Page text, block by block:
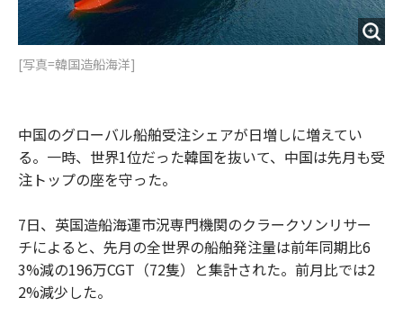
[写真=韓国造船海洋]
中国のグローバル船舶受注シェアが日増しに増えてい
る。一時、世界1位だった韓国を抜いて、中国は先月も受
注トップの座を守った。
7日、英国造船海運市況専門機関のクラークソンリサー
チによると、先月の全世界の船舶発注量は前年同期比6
3%減の196万CGT（72隻）と集計された。前月比では2
2%減少した。